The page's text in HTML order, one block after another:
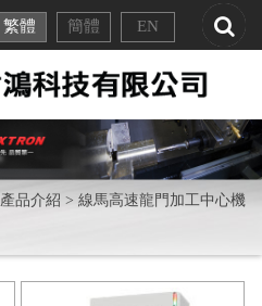
繁體 簡體 EN
產品介紹 > 線馬高速龍門加工中心機